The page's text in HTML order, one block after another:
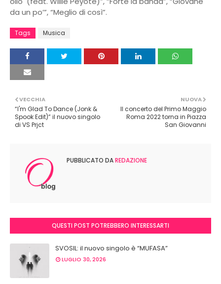
da un po’”, “Meglio di così”.
Tags Musica
NUOVA
Il concerto del Primo Maggio
Roma 2022 torna in Piazza
San Giovanni
VECCHIA
“I'm Glad To Dance (Jonk &
Spook Edit)” il nuovo singolo
di VS Prjct
PUBBLICATO DAREDAZIONE
QUESTI POST POTREBBERO INTERESSARTI
SVOSIL: il nuovo singolo è “MUFASA”
LUGLIO 30, 2026